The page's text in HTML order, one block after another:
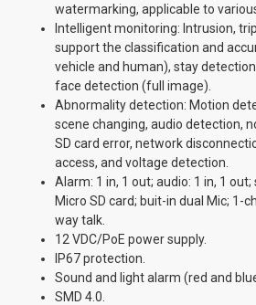
watermarking, applicable to
Intelligent monitoring: Intrusion,
support the classification and
vehicle and human), stay
face detection (full image).
Abnormality detection: Motion
scene changing, audio detection,
SD card error, network
access, and voltage detection.
Alarm: 1 in, 1 out; audio: 1 in, 1
Micro SD card; buit-in dual Mic; 1-
way talk.
12 VDC/PoE power supply.
IP67 protection.
Sound and light alarm (red and
SMD 4.0.